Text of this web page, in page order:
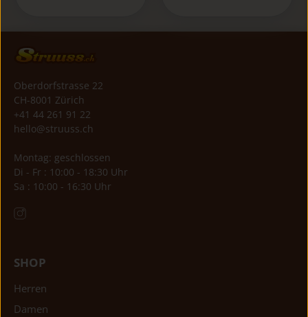
Oberdorfstrasse 22
CH-8001 Zürich
+41 44 261 91 22
hello@struuss.ch
Montag: geschlossen
Di - Fr : 10:00 - 18:30 Uhr
Sa : 10:00 - 16:30 Uhr
SHOP
Herren
Damen